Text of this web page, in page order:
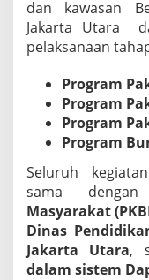
dan kawasan
Jakarta Utara
pelaksanaan
Program
Program
Program
Program
Seluruh
sama
Masyarakat
Dinas
Jakarta Utara,
dalam sistem